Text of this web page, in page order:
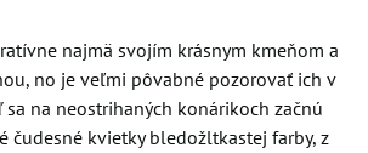
najmä svojím krásnym kmeňom a
no je veľmi pôvabné pozorovať ich v
na neostrihaných konárikoch začnú
čudesné kvietky bledožltkastej farby, z